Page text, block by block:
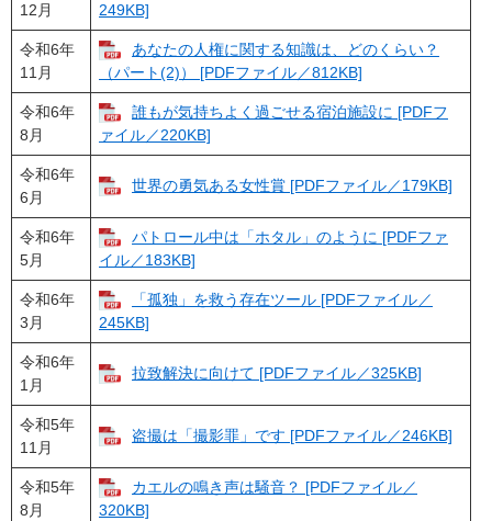
12月
249KB]
令和6年
11月
あなたの人権に関する知識は、どのくらい？
（パート(2)） [PDFファイル／812KB]
令和6年
8月
誰もが気持ちよく過ごせる宿泊施設に [PDFフ
ァイル／220KB]
令和6年
6月
世界の勇気ある女性賞 [PDFファイル／179KB]
令和6年
5月
パトロール中は「ホタル」のように [PDFファ
イル／183KB]
令和6年
3月
「孤独」を救う存在ツール [PDFファイル／
245KB]
令和6年
1月
拉致解決に向けて [PDFファイル／325KB]
令和5年
11月
盗撮は「撮影罪」です [PDFファイル／246KB]
令和5年
8月
カエルの鳴き声は騒音？ [PDFファイル／
320KB]